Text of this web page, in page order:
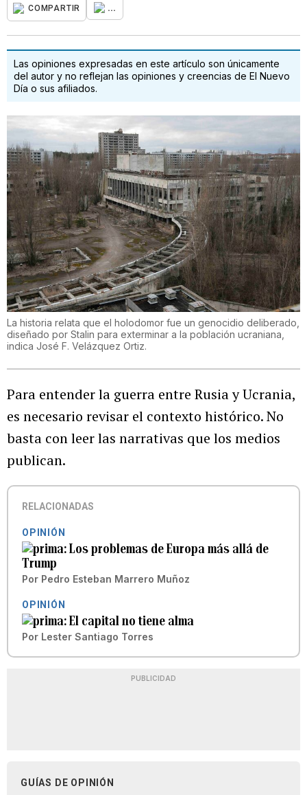
COMPARTIR ...
Las opiniones expresadas en este artículo son únicamente
del autor y no reflejan las opiniones y creencias de El Nuevo
Día o sus afiliados.
La historia relata que el holodomor fue un genocidio deliberado,
diseñado por Stalin para exterminar a la población ucraniana,
indica José F. Velázquez Ortiz.
Para entender la guerra entre Rusia y Ucrania,
es necesario revisar el contexto histórico. No
basta con leer las narrativas que los medios
publican.
RELACIONADAS
OPINIÓN
Los problemas de Europa más allá de
Trump
Por Pedro Esteban Marrero Muñoz
OPINIÓN
El capital no tiene alma
Por Lester Santiago Torres
PUBLICIDAD
GUÍAS DE OPINIÓN